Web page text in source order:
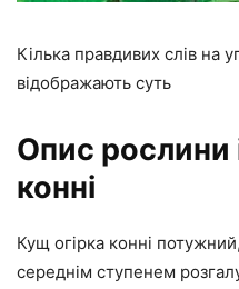
Кілька правдивих слів на
відображають суть
Опис рослини
конні
Кущ огірка конні
середнім ступенем